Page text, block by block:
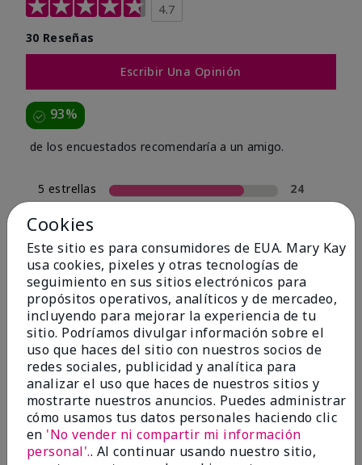
4.7
30 Reseñas
Escribir Una Opinión
93%
de los encuestados recomendaría a un amigo.
5 estrellas
24
4 estrellas
3 estrellas
0
2 estrellas
2
1 estrella
0
Tipo De Piel
Filtrar
reseñas
por
Tipo
de
piel
Cookies
Este sitio es para consumidores de EUA. Mary Kay
usa cookies, pixeles y otras tecnologías de
seguimiento en sus sitios electrónicos para
propósitos operativos, analíticos y de mercadeo,
incluyendo para mejorar la experiencia de tu
sitio. Podríamos divulgar información sobre el
uso que haces del sitio con nuestros socios de
redes sociales, publicidad y analítica para
analizar el uso que haces de nuestros sitios y
mostrarte nuestros anuncios. Puedes administrar
cómo usamos tus datos personales haciendo clic
en 'No vender ni compartir mi información
personal'.. Al continuar usando nuestro sitio,